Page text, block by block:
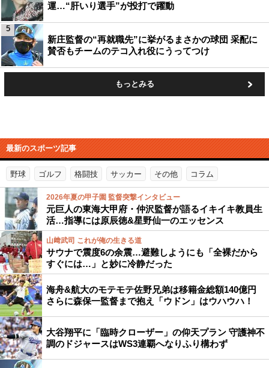
運…“肝いり選手”が投打で躍動
新庄監督の“再就職先”に挙がるまさかの球団 采配に
賛否もチームのテコ入れ役にうってつけ
5
もっとみる
最新のスポーツ記事
野球 ゴルフ 格闘技 サッカー その他 コラム
2026年夏の甲子園 監督突撃インタビュー
元巨人の東海大甲府・仲沢監督が語るイキイキ教員生
活…指導には原辰徳&星野仙一のエッセンス
山﨑武司 これが俺の生きる道
サウナで震度6の余震…避難しようにも「全裸だから
すぐには…」と妙に冷静だった
海舟&航大のモテモテ佐野兄弟は移籍金総額140億円
さらに森保一監督まで抱え「ウドン」はウハウハ！
大谷翔平に「臨時クローザー」の仰天プラン 守護神不
調のドジャースはWS3連覇へなりふり構わず